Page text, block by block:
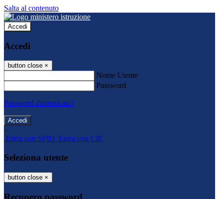
Salta al contenuto
Accedi
Accedi
button close ×
Nome Utente
Password
Password dimenticata?
-
Entra con SPID Entra con CIE
Seleziona utente
button close ×
Recupero password